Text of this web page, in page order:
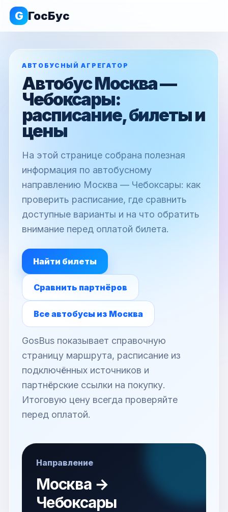
G ГосБус
АВТОБУСНЫЙ АГРЕГАТОР
Автобус Москва —
Чебоксары:
расписание, билеты и
цены
На этой странице собрана полезная
информация по автобусному
направлению Москва — Чебоксары: как
проверить расписание, где сравнить
доступные варианты и на что обратить
внимание перед оплатой билета.
Найти билеты
Сравнить партнёров
Все автобусы из Москва
GosBus показывает справочную
страницу маршрута, расписание из
подключённых источников и
партнёрские ссылки на покупку.
Итоговую цену всегда проверяйте
перед оплатой.
Направление
Москва →
Чебоксары